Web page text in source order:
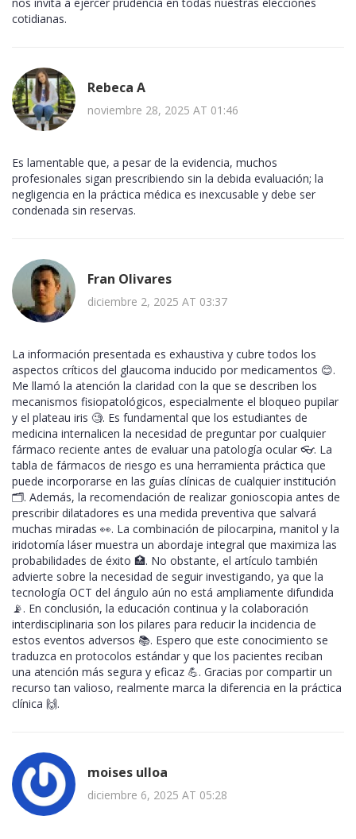
nos invita a ejercer prudencia en todas nuestras elecciones
cotidianas.
Rebeca A
noviembre 28, 2025 AT 01:46
Es lamentable que, a pesar de la evidencia, muchos
profesionales sigan prescribiendo sin la debida evaluación; la
negligencia en la práctica médica es inexcusable y debe ser
condenada sin reservas.
Fran Olivares
diciembre 2, 2025 AT 03:37
La información presentada es exhaustiva y cubre todos los
aspectos críticos del glaucoma inducido por medicamentos 😊.
Me llamó la atención la claridad con la que se describen los
mecanismos fisiopatológicos, especialmente el bloqueo pupilar
y el plateau iris 🧐. Es fundamental que los estudiantes de
medicina internalicen la necesidad de preguntar por cualquier
fármaco reciente antes de evaluar una patología ocular 👓. La
tabla de fármacos de riesgo es una herramienta práctica que
puede incorporarse en las guías clínicas de cualquier institución
🗂️. Además, la recomendación de realizar gonioscopia antes de
prescribir dilatadores es una medida preventiva que salvará
muchas miradas 👀. La combinación de pilocarpina, manitol y la
iridotomía láser muestra un abordaje integral que maximiza las
probabilidades de éxito 🏥. No obstante, el artículo también
advierte sobre la necesidad de seguir investigando, ya que la
tecnología OCT del ángulo aún no está ampliamente difundida
📡. En conclusión, la educación continua y la colaboración
interdisciplinaria son los pilares para reducir la incidencia de
estos eventos adversos 📚. Espero que este conocimiento se
traduzca en protocolos estándar y que los pacientes reciban
una atención más segura y eficaz 💪. Gracias por compartir un
recurso tan valioso, realmente marca la diferencia en la práctica
clínica 🙌.
moises ulloa
diciembre 6, 2025 AT 05:28